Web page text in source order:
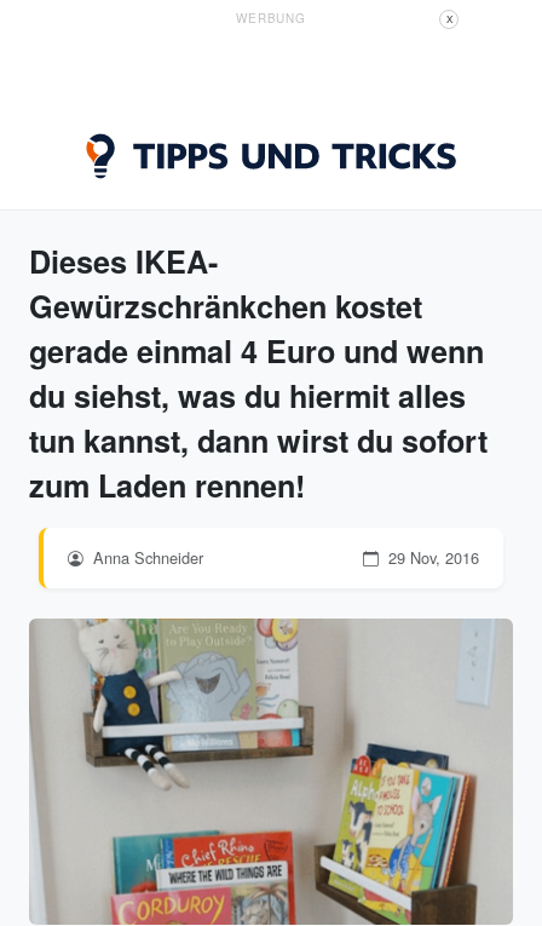
WERBUNG X
Dieses IKEA-
Gewürzschränkchen kostet
gerade einmal 4 Euro und wenn
du siehst, was du hiermit alles
tun kannst, dann wirst du sofort
zum Laden rennen!
Anna Schneider 29 Nov, 2016